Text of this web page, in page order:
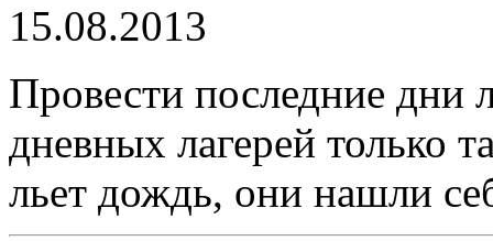
15.08.2013
Провести последние дни
дневных лагерей только
льет дождь, они нашли